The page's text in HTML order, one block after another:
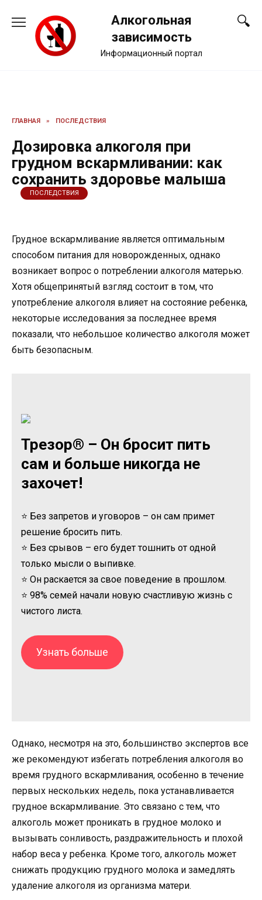
содержанию
Алкогольная
зависимость
Информационный портал
ГЛАВНАЯ » ПОСЛЕДСТВИЯ
Дозировка алкоголя при
грудном вскармливании: как
сохранить здоровье малыша
ПОСЛЕДСТВИЯ
Грудное вскармливание является оптимальным
способом питания для новорожденных, однако
возникает вопрос о потреблении алкоголя матерью.
Хотя общепринятый взгляд состоит в том, что
употребление алкоголя влияет на состояние ребенка,
некоторые исследования за последнее время
показали, что небольшое количество алкоголя может
быть безопасным.
Трезор® – Он бросит пить
сам и больше никогда не
захочет!
⭐ Без запретов и уговоров – он сам примет
решение бросить пить.
⭐ Без срывов – его будет тошнить от одной
только мысли о выпивке.
⭐ Он раскается за свое поведение в прошлом.
⭐ 98% семей начали новую счастливую жизнь с
чистого листа.
Узнать больше
Однако, несмотря на это, большинство экспертов все
же рекомендуют избегать потребления алкоголя во
время грудного вскармливания, особенно в течение
первых нескольких недель, пока устанавливается
грудное вскармливание. Это связано с тем, что
алкоголь может проникать в грудное молоко и
вызывать сонливость, раздражительность и плохой
набор веса у ребенка. Кроме того, алкоголь может
снижать продукцию грудного молока и замедлять
удаление алкоголя из организма матери.